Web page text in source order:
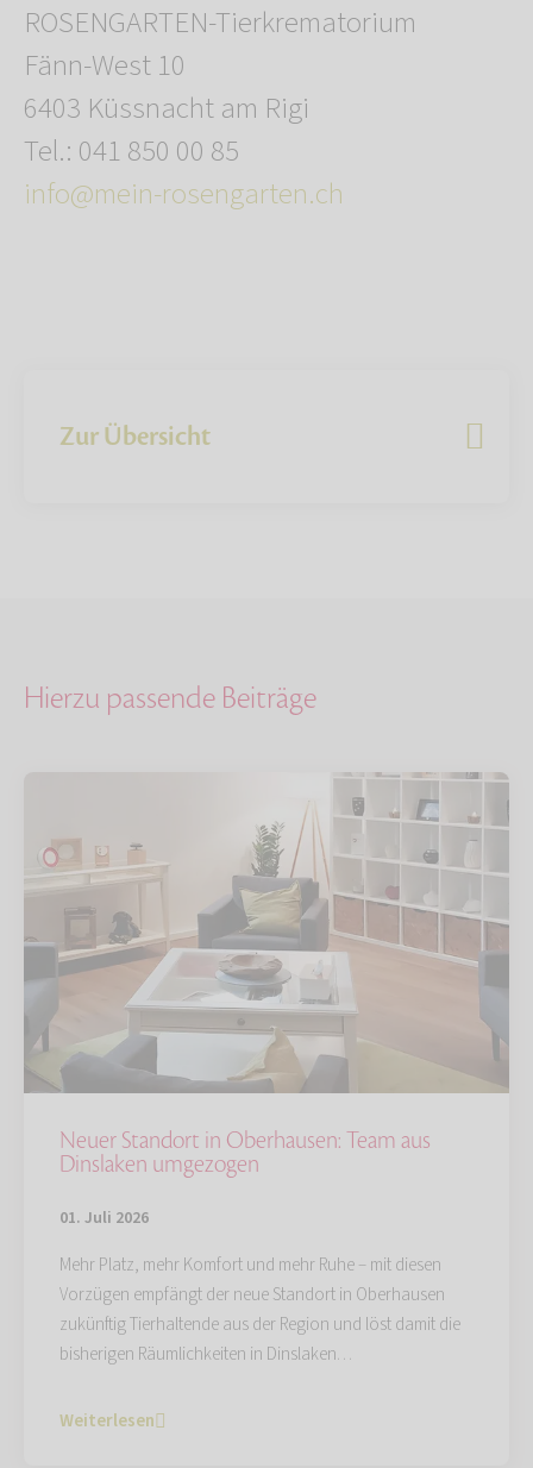
ROSENGARTEN-Tierkrematorium
Fänn-West 10
6403 Küssnacht am Rigi
Tel.: 041 850 00 85
info@mein-rosengarten.ch
Zur Übersicht
Hierzu passende Beiträge
Neuer Standort in Oberhausen: Team aus
Dinslaken umgezogen
01. Juli 2026
Mehr Platz, mehr Komfort und mehr Ruhe – mit diesen
Vorzügen empfängt der neue Standort in Oberhausen
zukünftig Tierhaltende aus der Region und löst damit die
bisherigen Räumlichkeiten in Dinslaken…
Weiterlesen